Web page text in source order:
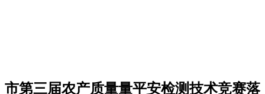
市第三届农产质量量平安检测技术竞赛落